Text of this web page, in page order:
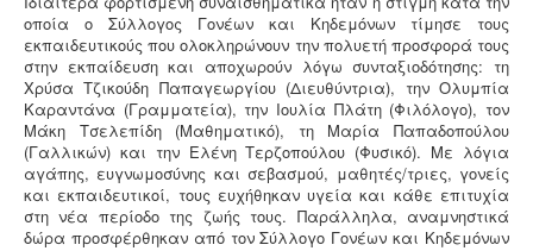
οποία ο Σύλλογος Γονέων και Κηδεμόνων τίμησε τους
εκπαιδευτικούς που ολοκληρώνουν την πολυετή προσφορά τους
στην εκπαίδευση και αποχωρούν λόγω συνταξιοδότησης: τη
Χρύσα Τζικούδη Παπαγεωργίου (Διευθύντρια), την Ολυμπία
Καραντάνα (Γραμματεία), την Ιουλία Πλάτη (Φιλόλογο), τον
Μάκη Τσελεπίδη (Μαθηματικό), τη Μαρία Παπαδοπούλου
(Γαλλικών) και την Ελένη Τερζοπούλου (Φυσικό). Με λόγια
αγάπης, ευγνωμοσύνης και σεβασμού, μαθητές/τριες, γονείς
και εκπαιδευτικοί, τους ευχήθηκαν υγεία και κάθε επιτυχία
στη νέα περίοδο της ζωής τους. Παράλληλα, αναμνηστικά
δώρα προσφέρθηκαν από τον Σύλλογο Γονέων και Κηδεμόνων